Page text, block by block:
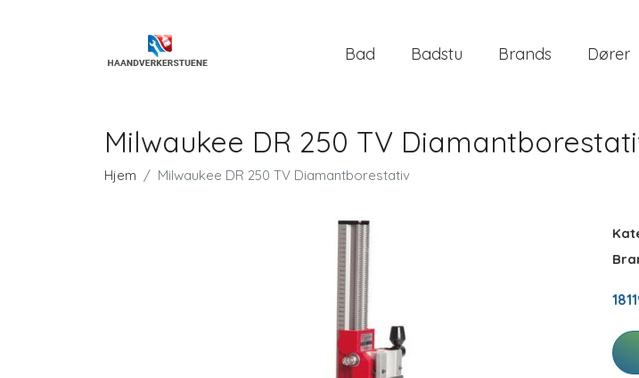
Bad Badstu Brands Dører
Milwaukee DR 250 TV
Hjem Milwaukee DR 250 TV Diamantborestativ